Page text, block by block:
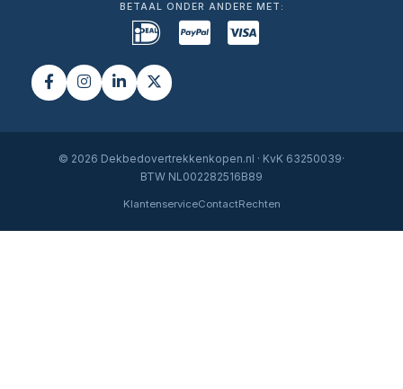
BETAAL ONDER ANDERE MET:
© 2026 Dekbedovertrekkenkopen.nl · KvK 63250039·
BTW NL002282516B89
KlantenserviceContactRechten